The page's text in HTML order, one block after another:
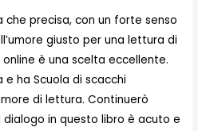
precisa, con un forte senso
giusto per una lettura di
è una scelta eccellente.
ha Scuola di scacchi
di lettura. Continuerò
dialogo in questo libro è acuto e